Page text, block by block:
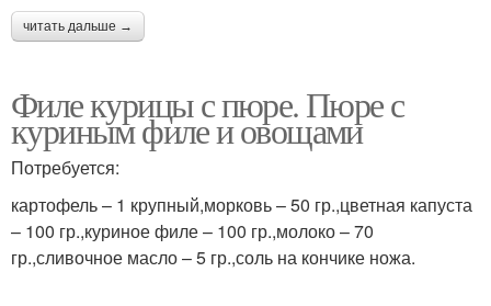
читать дальше →
Филе курицы с пюре. Пюре с
куриным филе и овощами
Потребуется:
картофель – 1 крупный,морковь – 50 гр.,цветная капуста
– 100 гр.,куриное филе – 100 гр.,молоко – 70
гр.,сливочное масло – 5 гр.,соль на кончике ножа.